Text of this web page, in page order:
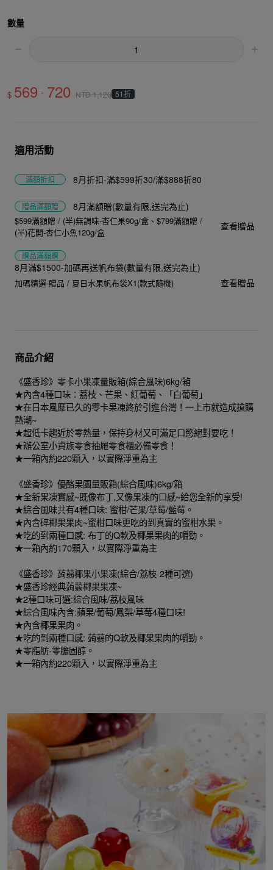
數量
$ 569 - 720 NTD1,120 51折
適用活動
滿額折扣 8月折扣-滿$599折30/滿$888折80
贈品滿額贈 8月滿額贈(數量有限,送完為止)
$599滿額贈 / (半)無調味-杏仁果90g/盒
$799滿額贈 /
(半)花開-杏仁小魚120g/盒
查看贈品
贈品滿額贈
8月滿$1500-加碼再送帆布袋(數量有限,送完為止)
加碼精選-贈品 / 夏日水果帆布袋X1(款式隨機) 查看贈品
商品介紹
《盛香珍》零卡小果凍量販箱(綜合風味)6kg/箱
★內含4種口味：荔枝、芒果、紅葡萄、「白葡萄」
★在日本風糜已久的零卡果凍終於引進台灣！一上市就造成搶購
熱潮~
★超低卡趨近於零熱量，保持身材又可滿足口慾絕對要吃！
★辦公室小資族零食抽屜零食櫃必備零食！
★一箱內約220顆入，以實際淨重為主
《盛香珍》優酪果園量販箱(綜合風味)6kg/箱
★全新果凍實感~既像布丁,又像果凍的口感~給您全新的享受!
★綜合風味共有4種口味: 蜜柑/芒果/草莓/藍莓。
★內含碎椰果果肉~蜜柑口味更吃的到真實的蜜柑水果。
★吃的到兩種口感: 布丁的Q軟及椰果果肉的嚼勁。
★一箱內約170顆入，以實際淨重為主
《盛香珍》蒟蒻椰果小果凍(綜合/荔枝-2種可選)
★盛香珍經典蒟蒻椰果果凍~
★2種口味可選:綜合風味/荔枝風味
★綜合風味內含:蘋果/葡萄/鳳梨/草莓4種口味!
★內含椰果果肉。
★吃的到兩種口感: 蒟蒻的Q軟及椰果果肉的嚼勁。
★零脂肪-零膽固醇。
★一箱內約220顆入，以實際淨重為主